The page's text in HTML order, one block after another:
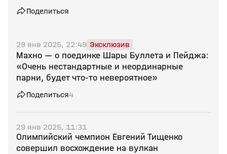
Поделиться
29 янв 2025, 22:49 Эксклюзив
Махно — о поединке Шары Буллета и Пейджа:
«Очень нестандартные и неординарные
парни, будет что‑то невероятное»
Поделиться4
29 янв 2025, 11:31
Олимпийский чемпион Евгений Тищенко
совершил восхождение на вулкан